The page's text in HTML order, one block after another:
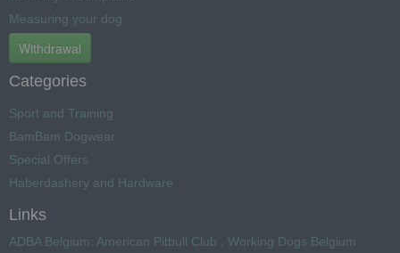
Measuring your dog
Withdrawal
Categories
Sport and Training
BamBam Dogwear
Special Offers
Haberdashery and Hardware
Links
ADBA Belgium: American Pitbull Club , Working Dogs Belgium